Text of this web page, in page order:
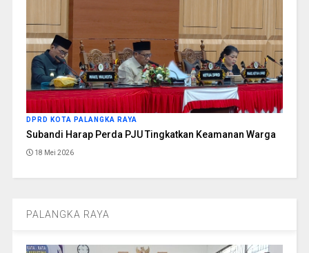
DPRD KOTA PALANGKA RAYA
Subandi Harap Perda PJU Tingkatkan Keamanan Warga
18 Mei 2026
PALANGKA RAYA